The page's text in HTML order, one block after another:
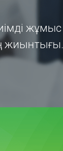
жұмыс
жиынтығы.